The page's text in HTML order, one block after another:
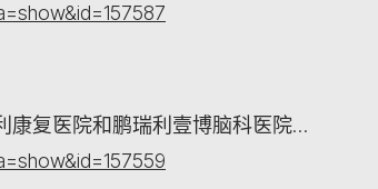
康复医院和鹏瑞利壹博脑科医院…